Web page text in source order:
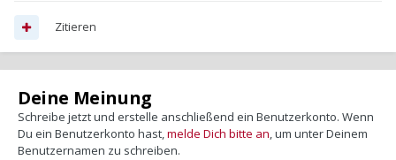
Zitieren
Deine Meinung
Schreibe jetzt und erstelle anschließend ein Benutzerkonto. Wenn
Du ein Benutzerkonto hast,melde Dich bitte an, um unter Deinem
Benutzernamen zu schreiben.